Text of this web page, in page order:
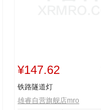
¥147.62
铁路隧道灯
雄睿自营旗舰店mro